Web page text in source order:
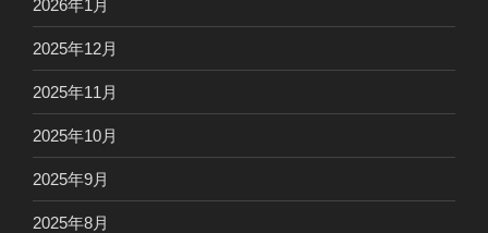
2026年1月
2025年12月
2025年11月
2025年10月
2025年9月
2025年8月